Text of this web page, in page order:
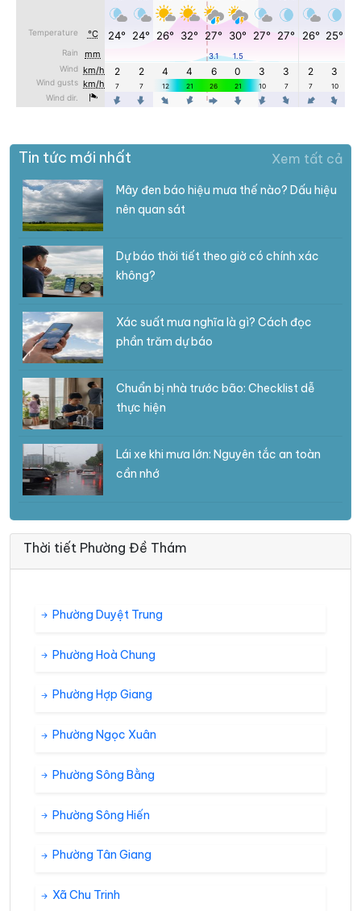
Tin tức mới nhất Xem tất cả
Mây đen báo hiệu mưa thế nào? Dấu hiệu
nên quan sát
Dự báo thời tiết theo giờ có chính xác
không?
Xác suất mưa nghĩa là gì? Cách đọc
phần trăm dự báo
Chuẩn bị nhà trước bão: Checklist dễ
thực hiện
Lái xe khi mưa lớn: Nguyên tắc an toàn
cần nhớ
Thời tiết Phường Đề Thám
Phường Duyệt Trung
Phường Hoà Chung
Phường Hợp Giang
Phường Ngọc Xuân
Phường Sông Bằng
Phường Sông Hiến
Phường Tân Giang
Xã Chu Trinh